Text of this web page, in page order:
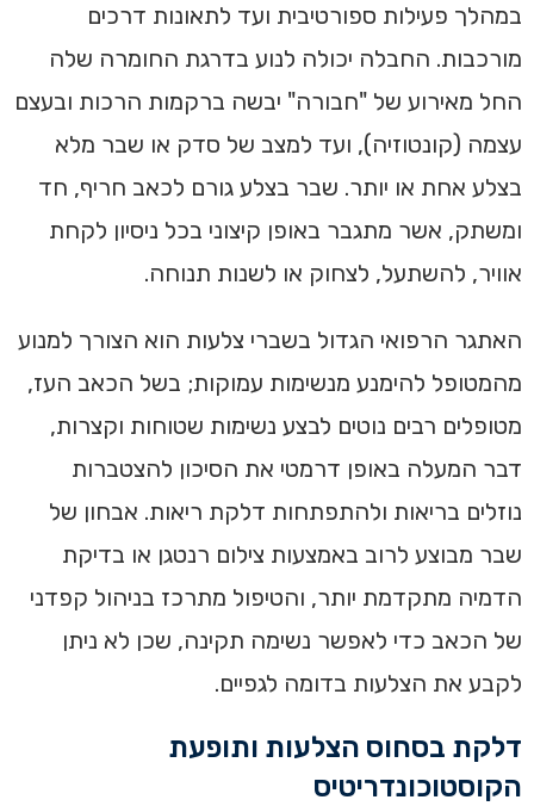
במהלך פעילות ספורטיבית ועד לתאונות דרכים
מורכבות. החבלה יכולה לנוע בדרגת החומרה שלה
החל מאירוע של "חבורה" יבשה ברקמות הרכות ובעצם
עצמה (קונטוזיה), ועד למצב של סדק או שבר מלא
בצלע אחת או יותר. שבר בצלע גורם לכאב חריף, חד
ומשתק, אשר מתגבר באופן קיצוני בכל ניסיון לקחת
אוויר, להשתעל, לצחוק או לשנות תנוחה.
האתגר הרפואי הגדול בשברי צלעות הוא הצורך למנוע
מהמטופל להימנע מנשימות עמוקות; בשל הכאב העז,
מטופלים רבים נוטים לבצע נשימות שטוחות וקצרות,
דבר המעלה באופן דרמטי את הסיכון להצטברות
נוזלים בריאות ולהתפתחות דלקת ריאות. אבחון של
שבר מבוצע לרוב באמצעות צילום רנטגן או בדיקת
הדמיה מתקדמת יותר, והטיפול מתרכז בניהול קפדני
של הכאב כדי לאפשר נשימה תקינה, שכן לא ניתן
לקבע את הצלעות בדומה לגפיים.
דלקת בסחוס הצלעות ותופעת
הקוסטוכונדריטיס